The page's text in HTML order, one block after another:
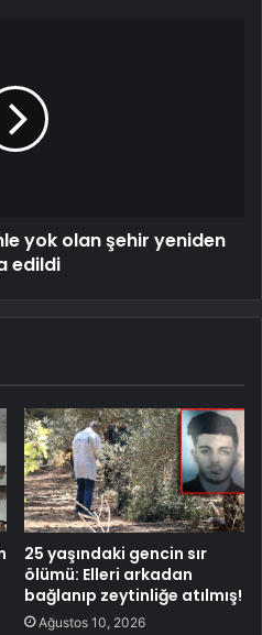
yok olan şehir yeniden
edildi
25 yaşındaki gencin sır
ölümü: Elleri arkadan
bağlanıp zeytinliğe atılmış!
Ağustos 10, 2026